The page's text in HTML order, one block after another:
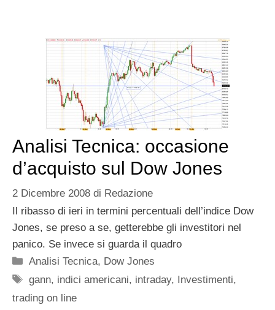
Analisi Tecnica: occasione
d’acquisto sul Dow Jones
2 Dicembre 2008 di Redazione
Il ribasso di ieri in termini percentuali dell’indice Dow
Jones, se preso a se, getterebbe gli investitori nel
panico. Se invece si guarda il quadro
Categorie
Analisi Tecnica, Dow Jones
Tag
gann, indici americani, intraday, Investimenti,
trading on line